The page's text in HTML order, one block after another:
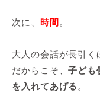
次に、 時間 。
大人の会話が長引く
だからこそ、子ども
を入れてあげる 。